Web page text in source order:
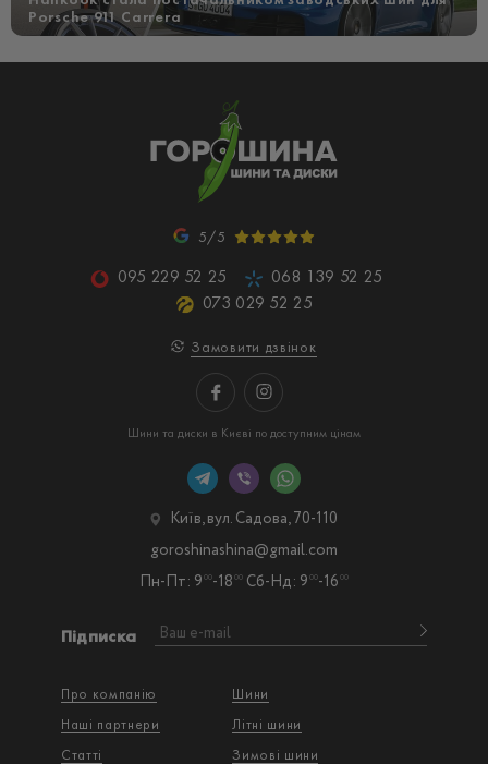
Porsche 911 Carrera
5/5
095 229 52 25
068 139 52 25
073 029 52 25
Замовити дзвінок
Шини та диски в Києві по доступним цінам
Про компанію
Наші партнери
Статті
Шини
Літні шини
Зимові шини
Підписка
Київ, вул. Садова, 70-110
Пн-Пт: 9 00-18 00 Сб-Нд: 9 00-16 00
goroshinashina@gmail.com